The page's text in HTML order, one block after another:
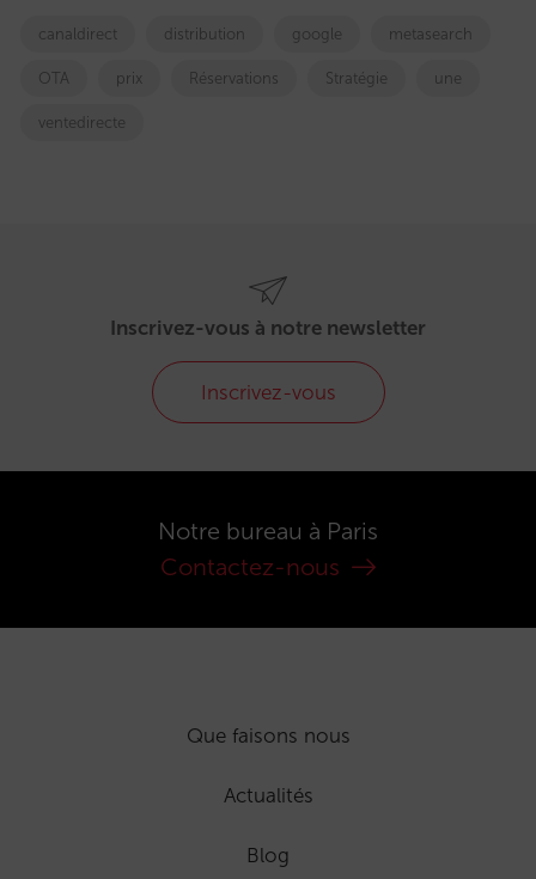
canaldirect distribution google metasearch
OTA prix Réservations Stratégie une
ventedirecte
Inscrivez-vous à notre newsletter
Inscrivez-vous
Notre bureau à Paris
Contactez-nous
Que faisons nous
Actualités
Blog